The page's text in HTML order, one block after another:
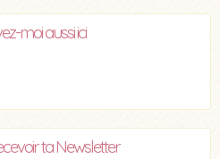
moi aussi ici
ta Newsletter